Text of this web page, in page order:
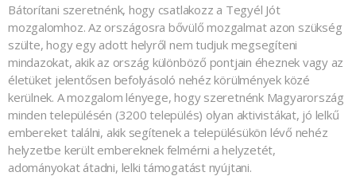
Bátorítani szeretnénk, hogy csatlakozz a Tegyél Jót
mozgalomhoz. Az országosra bővülő mozgalmat azon szükség
szülte, hogy egy adott helyről nem tudjuk megsegíteni
mindazokat, akik az ország különböző pontjain éheznek vagy az
életüket jelentősen befolyásoló nehéz körülmények közé
kerülnek. A mozgalom lényege, hogy szeretnénk Magyarország
minden településén (3200 település) olyan aktivistákat, jó lelkű
embereket találni, akik segítenek a településükön lévő nehéz
helyzetbe került embereknek felmérni a helyzetét,
adományokat átadni, lelki támogatást nyújtani.